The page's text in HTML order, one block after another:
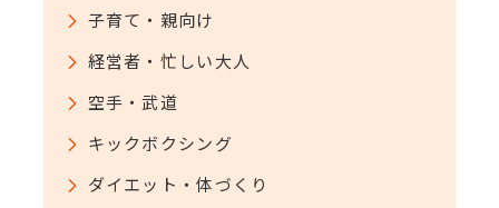
子育て・親向け
経営者・忙しい大人
空手・武道
キックボクシング
ダイエット・体づくり